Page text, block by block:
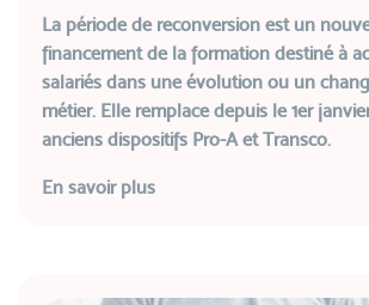
La période de reconversion est un
financement de la formation destiné à
salariés dans une évolution ou un
métier. Elle remplace depuis le 1er
anciens dispositifs Pro-A et Transco.
En savoir plus